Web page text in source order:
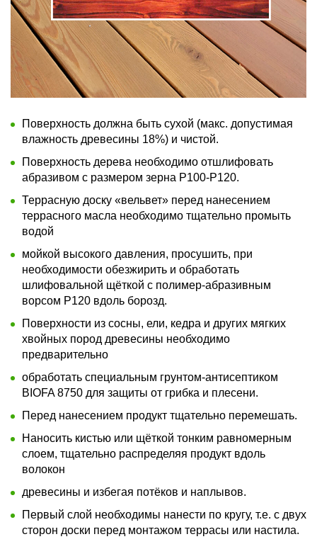
Поверхность должна быть сухой (макс. допустимая
влажность древесины 18%) и чистой.
Поверхность дерева необходимо отшлифовать
абразивом с размером зерна P100-Р120.
Террасную доску «вельвет» перед нанесением
террасного масла необходимо тщательно промыть
водой
мойкой высокого давления, просушить, при
необходимости обезжирить и обработать
шлифовальной щёткой с полимер-абразивным
ворсом P120 вдоль борозд.
Поверхности из сосны, ели, кедра и других мягких
хвойных пород древесины необходимо
предварительно
обработать специальным грунтом-антисептиком
BIOFA 8750 для защиты от грибка и плесени.
Перед нанесением продукт тщательно перемешать.
Наносить кистью или щёткой тонким равномерным
слоем, тщательно распределяя продукт вдоль
волокон
древесины и избегая потёков и наплывов.
Первый слой необходимы нанести по кругу, т.е. с двух
сторон доски перед монтажом террасы или настила.